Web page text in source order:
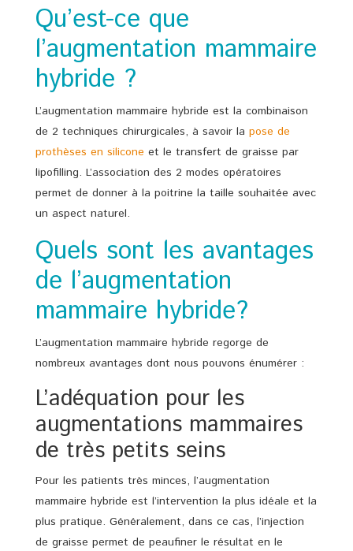
Qu’est-ce que
l’augmentation mammaire
hybride ?
L’augmentation mammaire hybride est la combinaison
de 2 techniques chirurgicales, à savoir la pose de
prothèses en silicone et le transfert de graisse par
lipofilling. L’association des 2 modes opératoires
permet de donner à la poitrine la taille souhaitée avec
un aspect naturel.
Quels sont les avantages
de l’augmentation
mammaire hybride?
L’augmentation mammaire hybride regorge de
nombreux avantages dont nous pouvons énumérer :
L’adéquation pour les
augmentations mammaires
de très petits seins
Pour les patients très minces, l’augmentation
mammaire hybride est l’intervention la plus idéale et la
plus pratique. Généralement, dans ce cas, l’injection
de graisse permet de peaufiner le résultat en le